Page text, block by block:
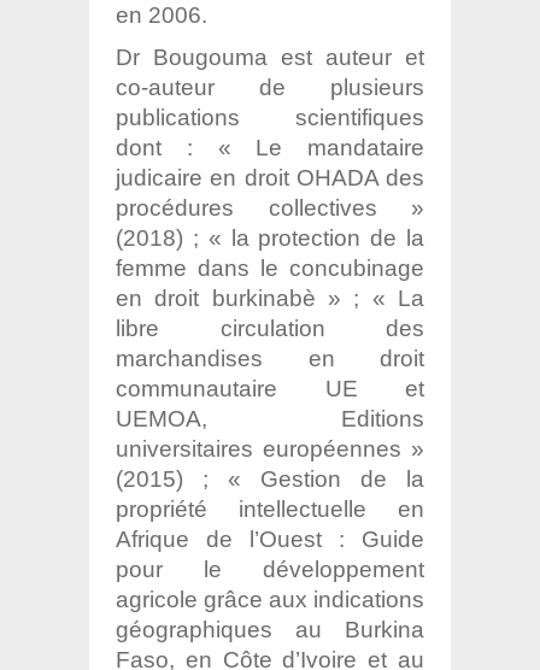
en 2006.
Dr Bougouma est auteur et
co-auteur de plusieurs
publications scientifiques
dont : « Le mandataire
judicaire en droit OHADA des
procédures collectives »
(2018) ; « la protection de la
femme dans le concubinage
en droit burkinabè » ; « La
libre circulation des
marchandises en droit
communautaire UE et
UEMOA, Editions
universitaires européennes »
(2015) ; « Gestion de la
propriété intellectuelle en
Afrique de l’Ouest : Guide
pour le développement
agricole grâce aux indications
géographiques au Burkina
Faso, en Côte d’Ivoire et au